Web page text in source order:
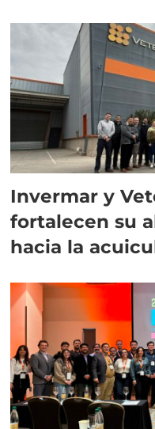
Invermar y
fortalecen su
hacia la